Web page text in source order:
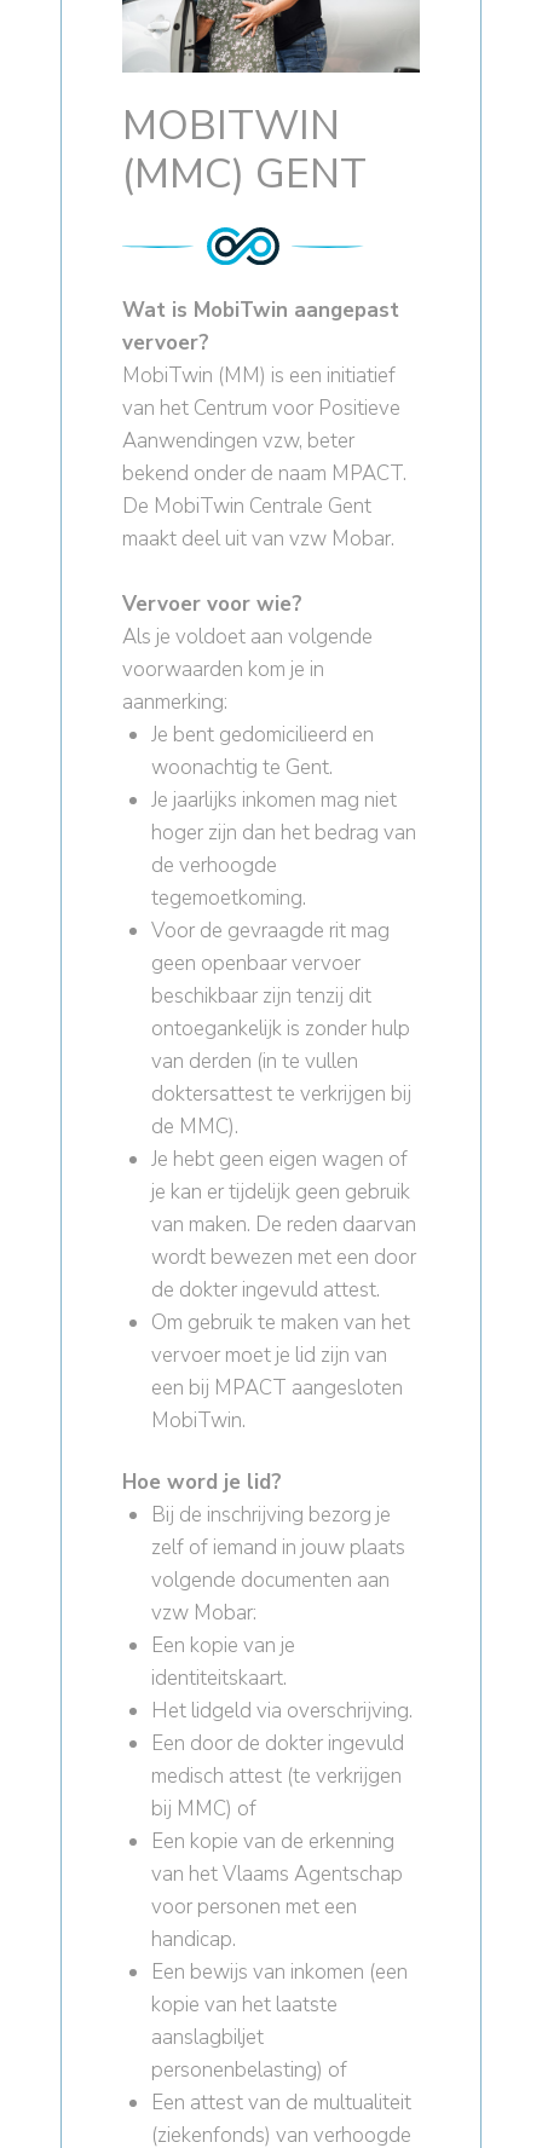
MOBITWIN
(MMC) GENT
Wat is MobiTwin aangepast
vervoer?
MobiTwin (MM) is een initiatief
van het Centrum voor Positieve
Aanwendingen vzw, beter
bekend onder de naam MPACT.
De MobiTwin Centrale Gent
maakt deel uit van vzw Mobar.
Vervoer voor wie?
Als je voldoet aan volgende
voorwaarden kom je in
aanmerking:
Je bent gedomicilieerd en
woonachtig te Gent.
Je jaarlijks inkomen mag niet
hoger zijn dan het bedrag van
de verhoogde
tegemoetkoming.
Voor de gevraagde rit mag
geen openbaar vervoer
beschikbaar zijn tenzij dit
ontoegankelijk is zonder hulp
van derden (in te vullen
doktersattest te verkrijgen bij
de MMC).
Je hebt geen eigen wagen of
je kan er tijdelijk geen gebruik
van maken. De reden daarvan
wordt bewezen met een door
de dokter ingevuld attest.
Om gebruik te maken van het
vervoer moet je lid zijn van
een bij MPACT aangesloten
MobiTwin.
Hoe word je lid?
Bij de inschrijving bezorg je
zelf of iemand in jouw plaats
volgende documenten aan
vzw Mobar:
Een kopie van je
identiteitskaart.
Het lidgeld via overschrijving.
Een door de dokter ingevuld
medisch attest (te verkrijgen
bij MMC) of
Een kopie van de erkenning
van het Vlaams Agentschap
voor personen met een
handicap.
Een bewijs van inkomen (een
kopie van het laatste
aanslagbiljet
personenbelasting) of
Een attest van de multualiteit
(ziekenfonds) van verhoogde